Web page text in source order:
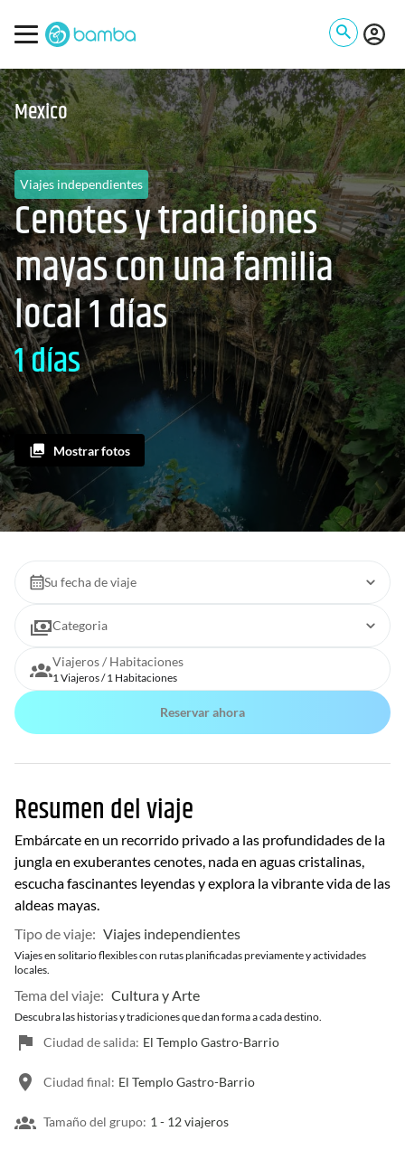
Mexico
Viajes independientes
Cenotes y tradiciones
mayas con una familia
local 1 días
1 días
Mostrar fotos
Su fecha de viaje
Categoria
Viajeros / Habitaciones
1 Viajeros / 1 Habitaciones
Reservar ahora
Resumen del viaje
Embárcate en un recorrido privado a las profundidades de la
jungla en exuberantes cenotes, nada en aguas cristalinas,
escucha fascinantes leyendas y explora la vibrante vida de las
aldeas mayas.
Tipo de viaje: Viajes independientes
Viajes en solitario flexibles con rutas planificadas previamente y actividades
locales.
Tema del viaje: Cultura y Arte
Descubra las historias y tradiciones que dan forma a cada destino.
Ciudad de salida: El Templo Gastro-Barrio
Ciudad final: El Templo Gastro-Barrio
Tamaño del grupo: 1 - 12 viajeros